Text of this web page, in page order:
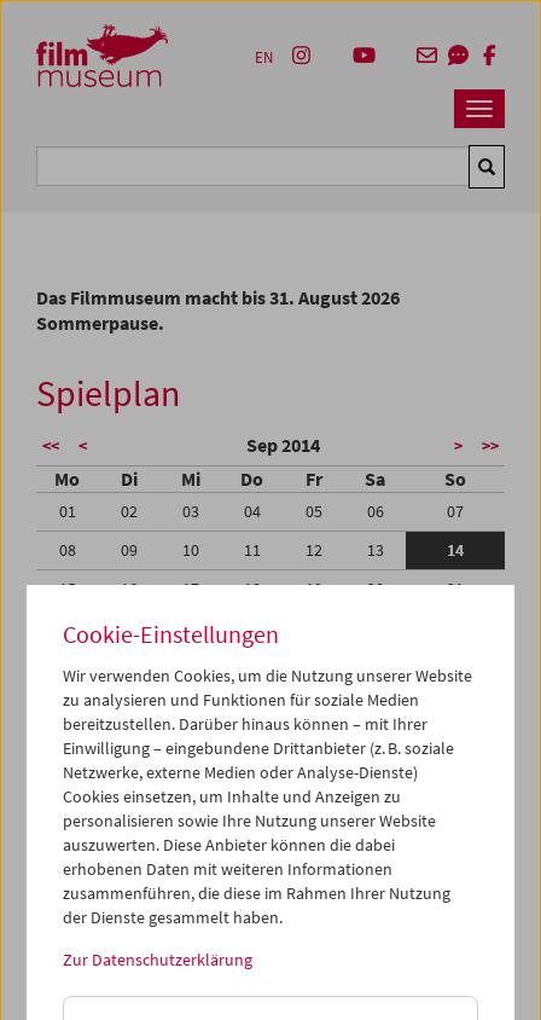
Zum Inhalt
Zum Hauptmenü
Zur Servicenavigation
Zum Suche
Navbar
EN
Das Filmmuseum macht bis 31. August 2026
Sommerpause.
Spielplan
<< < Sep 2014 > >>
Mo Di Mi Do Fr Sa So
01 02 03 04 05 06
07
08
09 10 11 12 13
14
15
16 17 18 19 20
21
22
23 24 25
29
01 03
05
06
07 08 09 10 11
iCalender
Programmheft-PDF
English language or subtitles
< Vorherige Woche
Mo 8.9.
Cookie-Einstellungen
Wir verwenden Cookies, um die Nutzung unserer Website
zu analysieren und Funktionen für soziale Medien
bereitzustellen. Darüber hinaus können – mit Ihrer
Einwilligung – eingebundene Drittanbieter (z. B. soziale
Netzwerke, externe Medien oder Analyse-Dienste)
Cookies einsetzen, um Inhalte und Anzeigen zu
personalisieren sowie Ihre Nutzung unserer Website
auszuwerten. Diese Anbieter können die dabei
erhobenen Daten mit weiteren Informationen
zusammenführen, die diese im Rahmen Ihrer Nutzung
der Dienste gesammelt haben.
Zur Datenschutzerklärung